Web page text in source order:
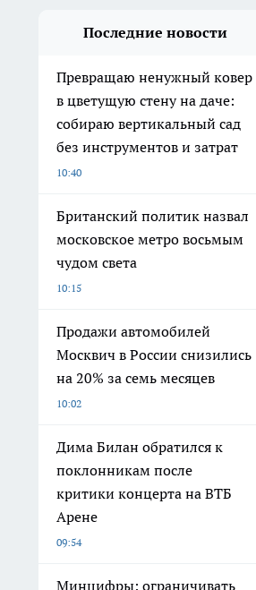
Последние новости
Превращаю ненужный ковер
в цветущую стену на даче:
собираю вертикальный сад
без инструментов и затрат
10:40
Британский политик назвал
московское метро восьмым
чудом света
10:15
Продажи автомобилей
Москвич в России снизились
на 20% за семь месяцев
10:02
Дима Билан обратился к
поклонникам после
критики концерта на ВТБ
Арене
09:54
Минцифры: ограничивать